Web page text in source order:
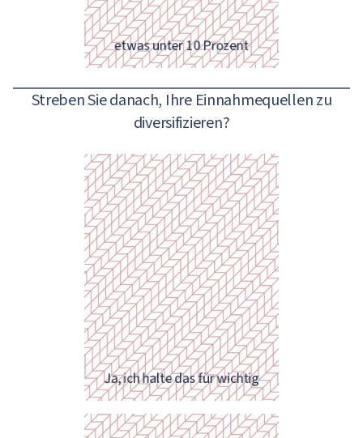
Hey, Sie müssen ein Finanz-Guru
sein!
etwas unter 10 Prozent
Je mehr Mittel Sie einsparen,
desto größer ist Ihr Finanzkissen.
Überlegen Sie sich, wie Sie durch
Kostenplanung mehr sparen und
weniger ausgeben können!
Streben Sie danach, Ihre Einnahmequellen zu
diversifizieren?
Ja, ich halte das für wichtig